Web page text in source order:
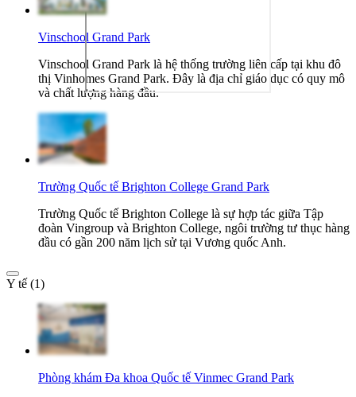
Vinschool Grand Park
Vinschool Grand Park là hệ thống trường liên cấp tại khu đô
thị Vinhomes Grand Park. Đây là địa chỉ giáo dục có quy mô
và chất lượng hàng đầu.
Trường Quốc tế Brighton College Grand Park
Trường Quốc tế Brighton College là sự hợp tác giữa Tập
đoàn Vingroup và Brighton College, ngôi trường tư thục hàng
đầu có gần 200 năm lịch sử tại Vương quốc Anh.
Y tế (1)
Phòng khám Đa khoa Quốc tế Vinmec Grand Park